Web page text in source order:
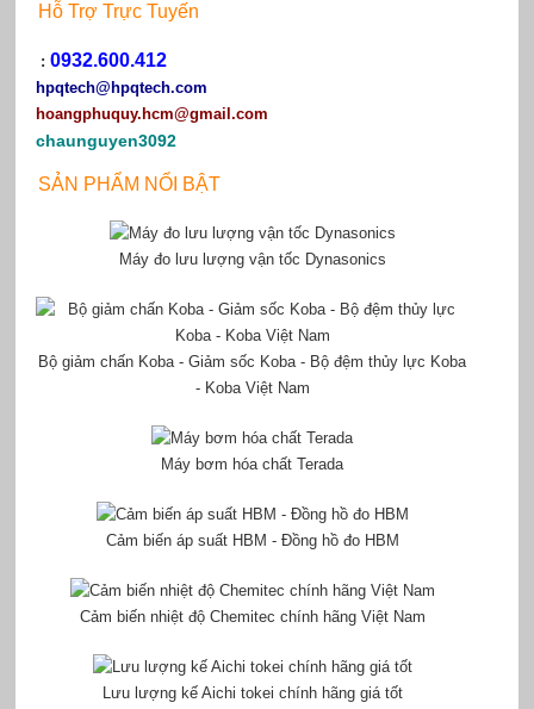
Hỗ Trợ Trực Tuyến
: 0932.600.412
hpqtech@hpqtech.com
hoangphuquy.hcm@gmail.com
chaunguyen3092
SẢN PHẨM NỔI BẬT
Máy đo lưu lượng vận tốc Dynasonics
Bộ giảm chấn Koba - Giảm sốc Koba - Bộ đệm thủy lực Koba
- Koba Việt Nam
Máy bơm hóa chất Terada
Cảm biến áp suất HBM - Đồng hồ đo HBM
Cảm biến nhiệt độ Chemitec chính hãng Việt Nam
Lưu lượng kế Aichi tokei chính hãng giá tốt